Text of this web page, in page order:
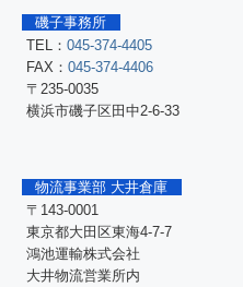
磯子事務所
TEL： 045-374-4405
FAX： 045-374-4406
〒235-0035
横浜市磯子区田中2-6-33
物流事業部 大井倉庫
〒143-0001
東京都大田区東海4-7-7
鴻池運輸株式会社
大井物流営業所内